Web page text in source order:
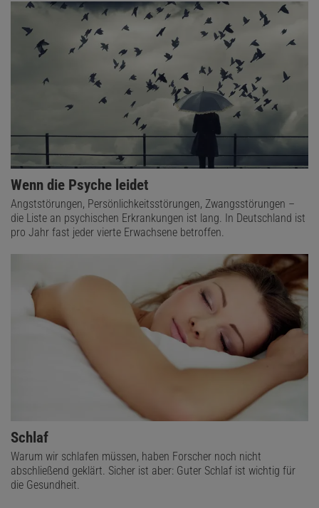
Wenn die Psyche leidet
Angststörungen, Persönlichkeitsstörungen, Zwangsstörungen –
die Liste an psychischen Erkrankungen ist lang. In Deutschland ist
pro Jahr fast jeder vierte Erwachsene betroffen.
Schlaf
Warum wir schlafen müssen, haben Forscher noch nicht
abschließend geklärt. Sicher ist aber: Guter Schlaf ist wichtig für
die Gesundheit.